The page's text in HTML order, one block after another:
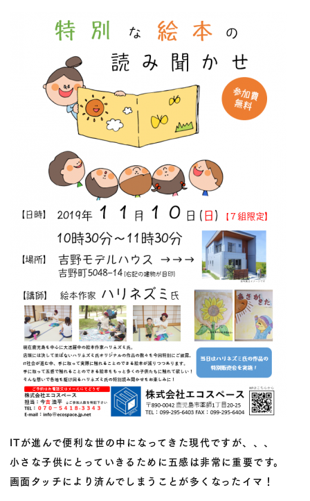
ITが進んで便利な世の中になってきた現代ですが、、、
小さな子供にとっていきるために五感は非常に重要です。
画面タッチにより済んでしまうことが多くなったイマ！